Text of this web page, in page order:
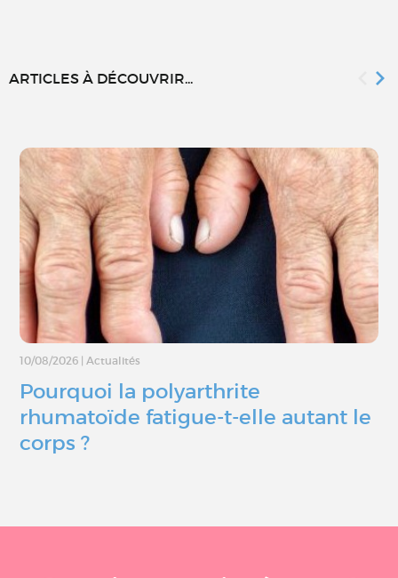
ARTICLES À DÉCOUVRIR...
10/08/2026 | Actualités
Pourquoi la polyarthrite
rhumatoïde fatigue-t-elle autant le
corps ?